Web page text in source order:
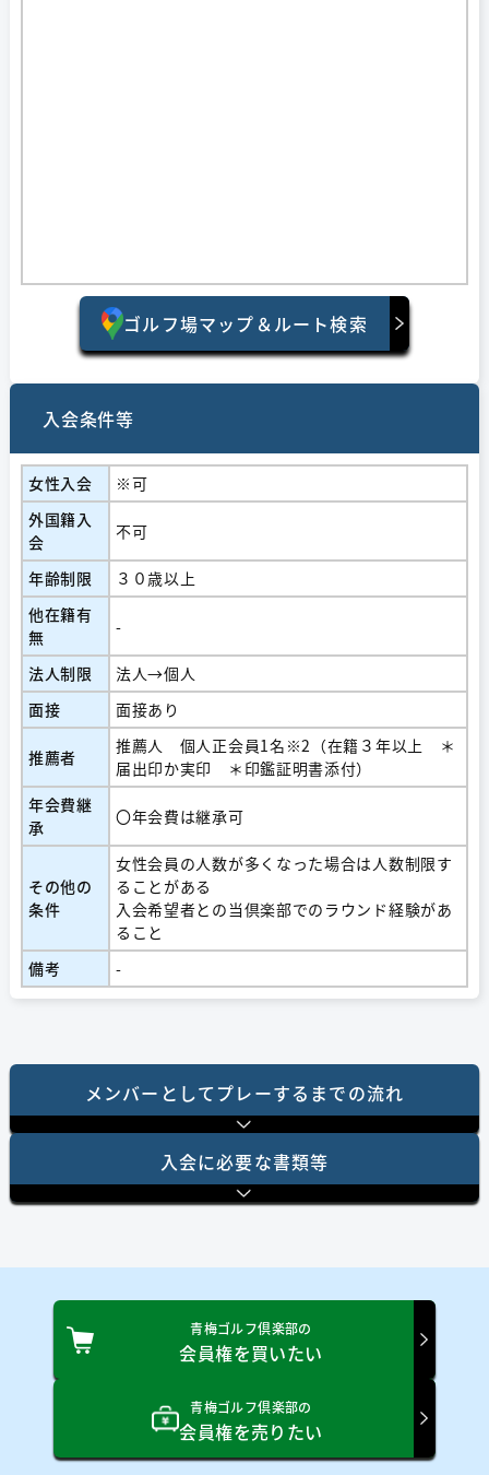
ゴルフ場マップ＆ルート検索
入会条件等
女性入会
※可
外国籍入
会
不可
年齢制限
３０歳以上
他在籍有
無
-
法人制限
法人→個人
面接
面接あり
推薦者
推薦人 個人正会員1名※2（在籍３年以上 ＊
届出印か実印 ＊印鑑証明書添付）
年会費継
承
〇年会費は継承可
その他の
条件
女性会員の人数が多くなった場合は人数制限す
ることがある
入会希望者との当倶楽部でのラウンド経験があ
ること
備考
-
メンバーとしてプレーするまでの流れ
⼊会に必要な書類等
青梅ゴルフ倶楽部の
会員権を買いたい
青梅ゴルフ倶楽部の
会員権を売りたい